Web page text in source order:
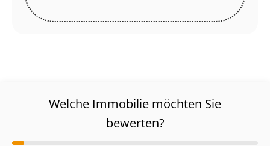
Welche Immobilie möchten Sie
bewerten?